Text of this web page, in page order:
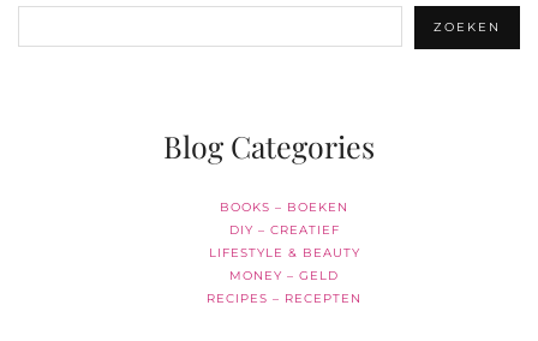
ZOEKEN
Blog Categories
BOOKS – BOEKEN
DIY – CREATIEF
LIFESTYLE & BEAUTY
MONEY – GELD
RECIPES – RECEPTEN